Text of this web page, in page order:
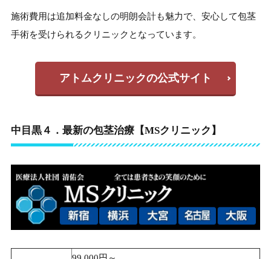
施術費用は追加料金なしの明朗会計も魅力で、安心して包茎
手術を受けられるクリニックとなっています。
アトムクリニックの公式サイト
中目黒４．最新の包茎治療【MSクリニック】